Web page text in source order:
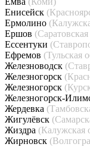
Енисейск
Ермолино
Ершов
Ессентуки
Ефремов (Тульская
Железноводск
Железногорск
Железногорск
Железногорск-
Жердевка
Жигулёвск
Жиздра (Калужская
Жирновск